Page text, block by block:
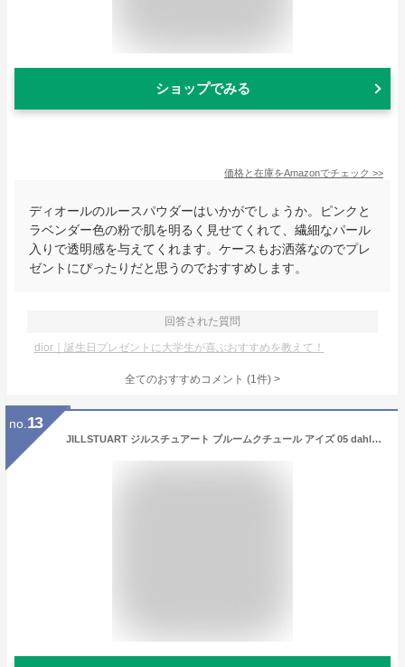
ショップでみる
価格と在庫をAmazonでチェック >>
ディオールのルースパウダーはいかがでしょうか。ピンクと
ラベンダー色の粉で肌を明るく見せてくれて、繊細なパール
入りで透明感を与えてくれます。ケースもお洒落なのでプレ
ゼントにぴったりだと思うのでおすすめします。
回答された質問
dior｜誕生日プレゼントに大学生が喜ぶおすすめを教えて！
全てのおすすめコメント (1件) >
no. 13
JILLSTUART ジルスチュアート ブルームクチュール アイズ 05 dahlia blush 1個 (x 1)